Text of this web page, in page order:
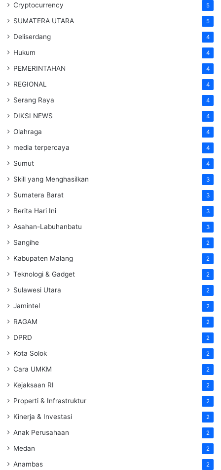
Cryptocurrency 5
SUMATERA UTARA 5
Deliserdang 4
Hukum 4
PEMERINTAHAN 4
REGIONAL 4
Serang Raya 4
DIKSI NEWS 4
Olahraga 4
media terpercaya 4
Sumut 4
Skill yang Menghasilkan 3
Sumatera Barat 3
Berita Hari Ini 3
Asahan-Labuhanbatu 3
Sangihe 2
Kabupaten Malang 2
Teknologi & Gadget 2
Sulawesi Utara 2
Jamintel 2
RAGAM 2
DPRD 2
Kota Solok 2
Cara UMKM 2
Kejaksaan RI 2
Properti & Infrastruktur 2
Kinerja & Investasi 2
Anak Perusahaan 2
Medan 2
Anambas 2